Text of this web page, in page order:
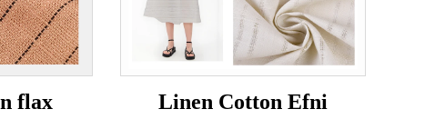
flax
Linen Cotton Efni